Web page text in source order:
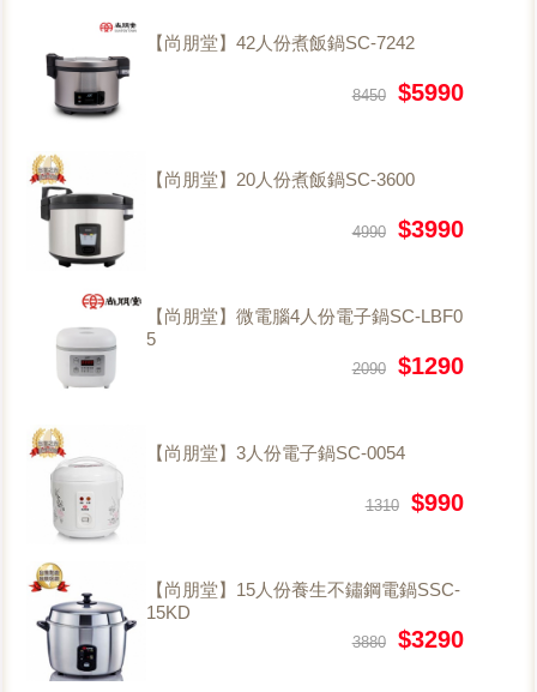
【尚朋堂】42人份煮飯鍋SC-7242
8450 $5990
【尚朋堂】20人份煮飯鍋SC-3600
4990 $3990
【尚朋堂】微電腦4人份電子鍋SC-LBF0
5
2090 $1290
【尚朋堂】3人份電子鍋SC-0054
1310 $990
【尚朋堂】15人份養生不鏽鋼電鍋SSC-
15KD
3880 $3290